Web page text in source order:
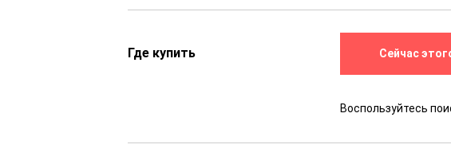
Где купить Сейчас
Воспользуйтесь